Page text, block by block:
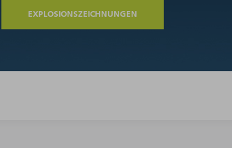
EXPLOSIONSZEICHNUNGEN